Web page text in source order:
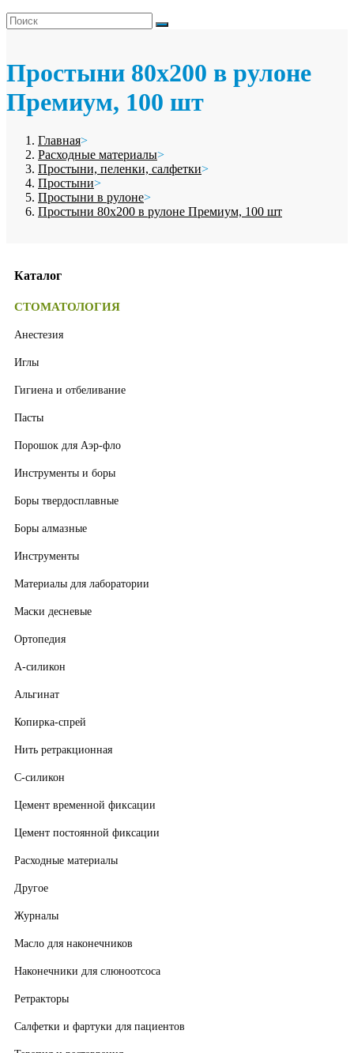
Простыни 80х200 в рулоне
Премиум, 100 шт
Главная>
Расходные материалы>
Простыни, пеленки, салфетки>
Простыни>
Простыни в рулоне>
Простыни 80х200 в рулоне Премиум, 100 шт
Каталог
СТОМАТОЛОГИЯ
Анестезия
Иглы
Гигиена и отбеливание
Пасты
Порошок для Аэр-фло
Инструменты и боры
Боры твердосплавные
Боры алмазные
Инструменты
Материалы для лаборатории
Маски десневые
Ортопедия
А-силикон
Альгинат
Копирка-спрей
Нить ретракционная
С-силикон
Цемент временной фиксации
Цемент постоянной фиксации
Расходные материалы
Другое
Журналы
Масло для наконечников
Наконечники для слюноотсоса
Ретракторы
Салфетки и фартуки для пациентов